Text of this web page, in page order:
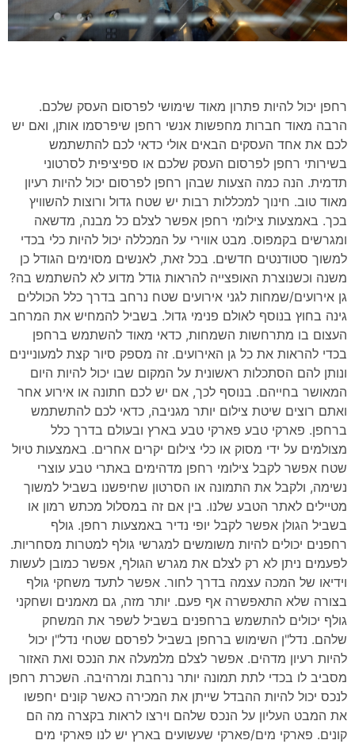
רחפן יכול להיות פתרון מאוד שימושי לפרסום העסק שלכם.
הרבה מאוד חברות מחפשות אנשי רחפן שיפרסמו אותן, ואם יש
לכם את אחד העסקים הבאים אולי כדאי לכם להתשתמש
בשירותי רחפן לפרסום העסק שלכם או ספיציפית לסרטוני
תדמית. הנה כמה הצעות שבהן רחפן לפרסום יכול להיות רעיון
מאוד טוב. חינוך למכללות רבות יש שטח גדול ורוצות להשוויץ
בכך. באמצעות צילומי רחפן אפשר לצלם כל מבנה, מדשאה
ומגרשים בקמפוס. מבט אווירי על המכללה יכול להיות כלי בכדי
למשוך סטודנטים חדשים. בכל זאת, לאנשים מסוימים הגודל כן
משנה וכשנוצרת האופצייה להראות גודל מדוע לא להשתמש בה?
גן אירועים/שמחות לגני אירועים שטח נרחב בדרך כלל הכוללים
גינה בחוץ בנוסף לאולם פנימי גדול. בשביל להמחיש את המרחב
העצום בו מתרחשות השמחות, כדאי מאוד להשתמש ברחפן
בכדי להראות את כל גן האירועים. זה מספק סיור קצת למעוניינים
ונותן להם הסתכלות ראשונית על המקום שבו יכול להיות היום
המאושר בחייהם. בנוסף לכך, אם יש לכם חתונה או אירוע אחר
ואתם רוצים שיטת צילום יותר מגניבה, כדאי לכם להתשתמש
ברחפן. פארקי טבע פארקי טבע בארץ ובעולם בדרך כלל
מצולמים על ידי מסוק או כלי צילום יקרים אחרים. באמצעות טיול
שטח אפשר לקבל צילומי רחפן מדהימים באתרי טבע עוצרי
נשימה, ולקבל את התמונה או הסרטון שחיפשנו בשביל למשוך
מטיילים לאתר הטבע שלנו. בין אם זה במסלול מכתש רמון או
בשביל הגולן אפשר לקבל יופי נדיר באמצעות רחפן. גולף
רחפנים יכולים להיות משומשים למגרשי גולף למטרות מסחריות.
לפעמים ניתן לא רק לצלם את מגרש הגולף, אפשר כמובן לעשות
וידיאו של המכה עצמה בדרך לחור. אפשר לתעד משחקי גולף
בצורה שלא התאפשרה אף פעם. יותר מזה, גם מאמנים ושחקני
גולף יכולים להתשמש ברחפנים בשביל לשפר את המשחק
שלהם. נדל"ן השימוש ברחפן בשביל לפרסם שטחי נדל"ן יכול
להיות רעיון מדהים. אפשר לצלם מלמעלה את הנכס ואת האזור
מסביב לו בכדי לתת תמונה יותר נרחבת ומרהיבה. השכרת רחפן
לנכס יכול להיות ההבדל שייתן את המכירה כאשר קונים יחפשו
את המבט העליון על הנכס שלהם וירצו לראות בקצרה מה הם
קונים. פארקי מים/פארקי שעשועים בארץ יש לנו פארקי מים